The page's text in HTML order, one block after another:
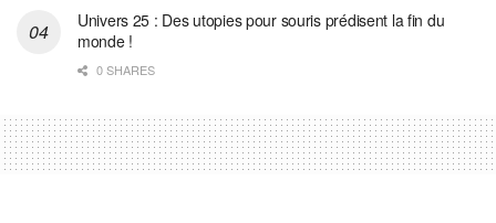
Univers 25 : Des utopies pour souris prédisent la fin du
monde !
0 SHARES